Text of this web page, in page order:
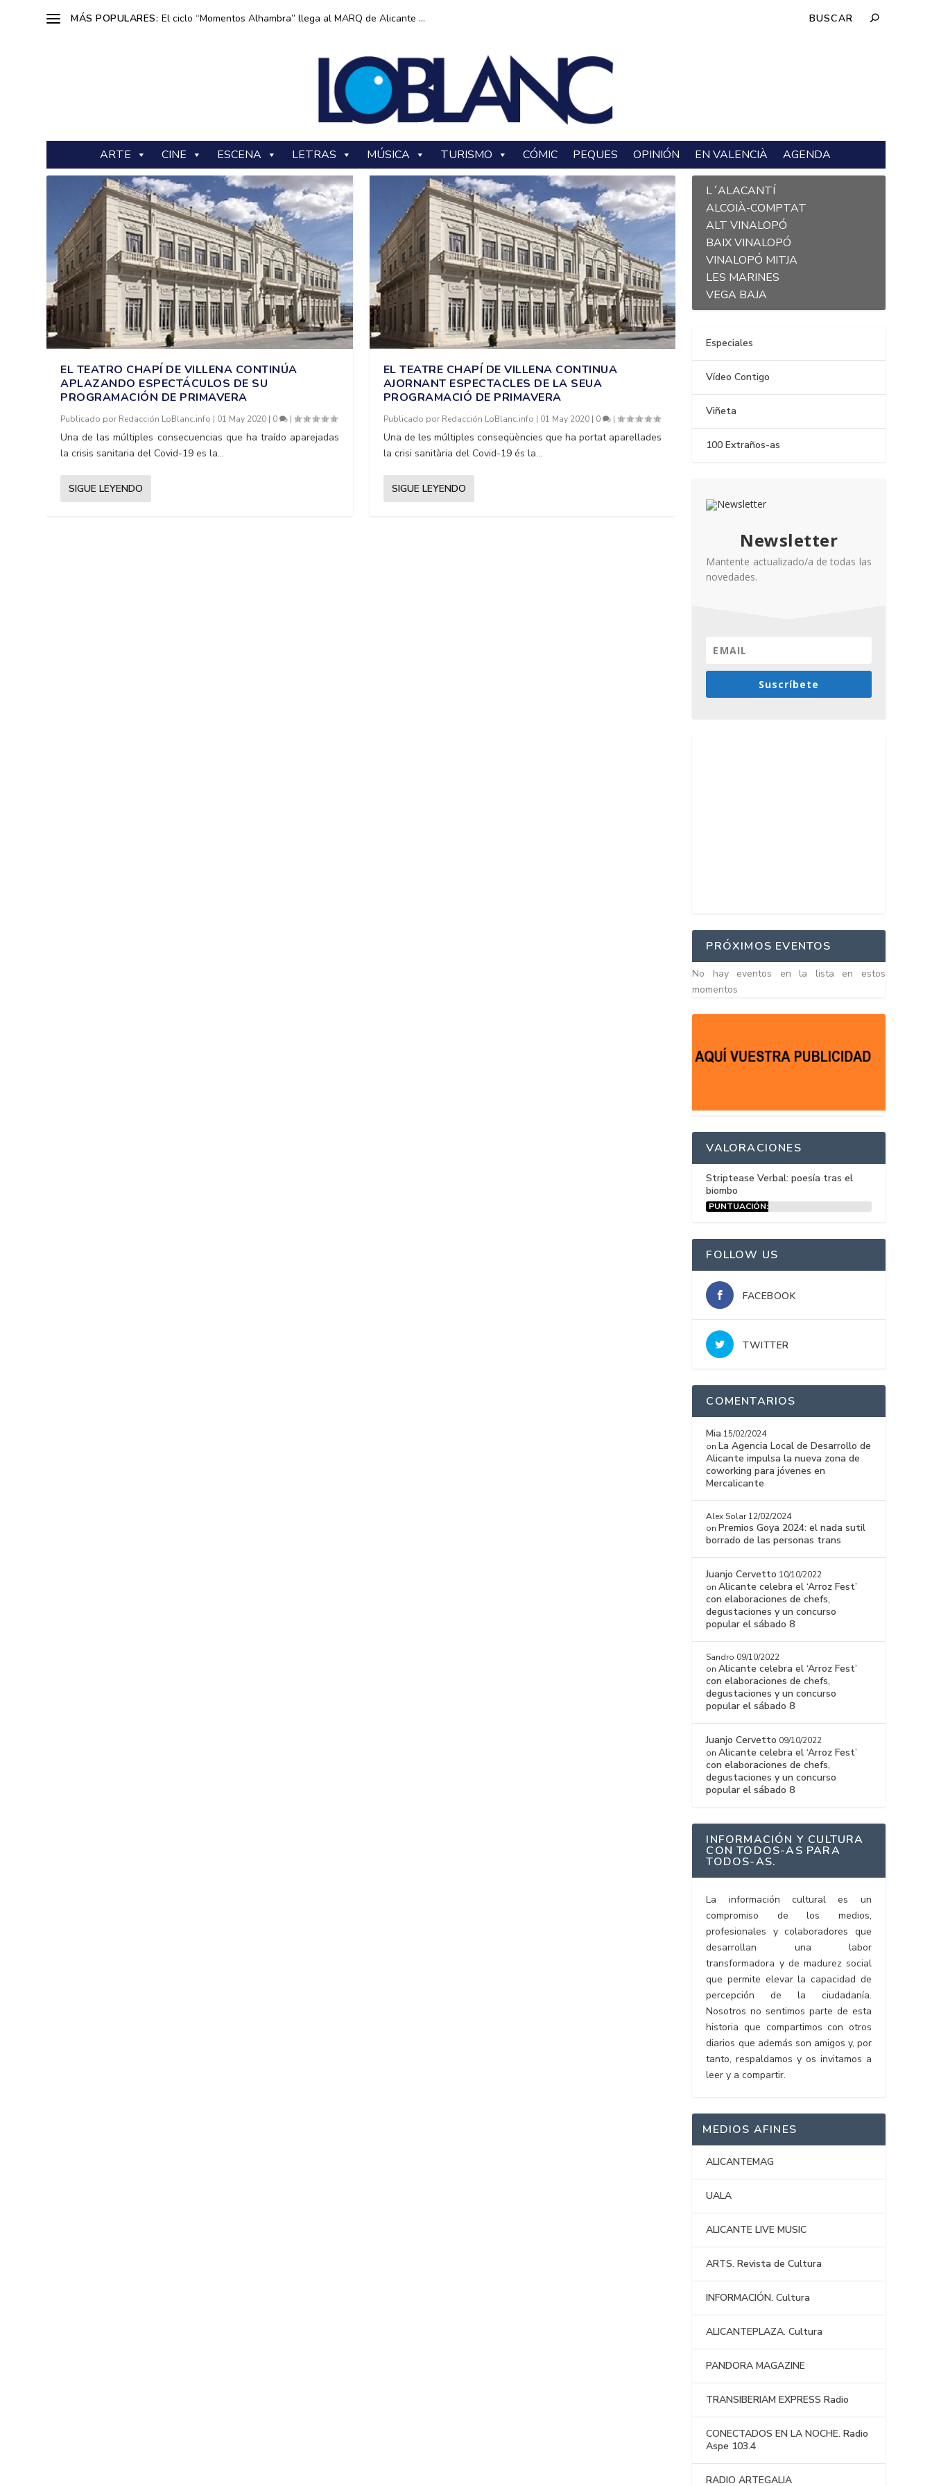
MÁS POPULARES: El ciclo “Momentos Alhambra” llega al MARQ de Alicante ...
ARTE CINE ESCENA LETRAS MÚSICA TURISMO CÓMIC PEQUES OPINIÓN EN VALENCIÀ AGENDA
EL TEATRO CHAPÍ DE VILLENA CONTINÚA
APLAZANDO ESPECTÁCULOS DE SU
PROGRAMACIÓN DE PRIMAVERA
Publicado por Redacción LoBlanc.info | 01 May 2020 | 0 |
Una de las múltiples consecuencias que ha traído aparejadas
la crisis sanitaria del Covid-19 es la...
SIGUE LEYENDO
EL TEATRE CHAPÍ DE VILLENA CONTINUA
AJORNANT ESPECTACLES DE LA SEUA
PROGRAMACIÓ DE PRIMAVERA
Publicado por Redacción LoBlanc.info | 01 May 2020| 0 |
Una de les múltiples conseqüències que ha portat aparellades
la crisi sanitària del Covid-19 és la...
SIGUE LEYENDO
L´ALACANTÍ
ALCOIÀ-COMPTAT
ALT VINALOPÓ
BAIX VINALOPÓ
VINALOPÓ MITJA
LES MARINES
VEGA BAJA
Especiales
Vídeo Contigo
Viñeta
100 Extraños-as
Newsletter
Mantente actualizado/a de todas las
novedades.
Suscríbete
PRÓXIMOS EVENTOS
No hay eventos en la lista en estos
momentos
VALORACIONES
Striptease Verbal: poesía tras el
biombo
PUNTUACIÓN:
FOLLOW US
FACEBOOK
TWITTER
COMENTARIOS
Mia 15/02/2024
on La Agencia Local de Desarrollo de
Alicante impulsa la nueva zona de
coworking para jóvenes en
Mercalicante
Alex Solar 12/02/2024
on Premios Goya 2024: el nada sutil
borrado de las personas trans
Juanjo Cervetto 10/10/2022
onAlicante celebra el ‘Arroz Fest’
con elaboraciones de chefs,
degustaciones y un concurso
popular el sábado 8
Sandro 09/10/2022
onAlicante celebra el ‘Arroz Fest’
con elaboraciones de chefs,
degustaciones y un concurso
popular el sábado 8
Juanjo Cervetto 09/10/2022
onAlicante celebra el ‘Arroz Fest’
con elaboraciones de chefs,
degustaciones y un concurso
popular el sábado 8
INFORMACIÓN Y CULTURA
CON TODOS-AS PARA
TODOS-AS.
La información cultural es un
compromiso de los medios,
profesionales y colaboradores que
desarrollan una labor
transformadora y de madurez social
que permite elevar la capacidad de
percepción de la ciudadanía.
Nosotros no sentimos parte de esta
historia que compartimos con otros
diarios que además son amigos y, por
tanto, respaldamos y os invitamos a
leer y a compartir.
MEDIOS AFINES
ALICANTEMAG
UALA
ALICANTE LIVE MUSIC
ARTS. Revista de Cultura
INFORMACIÓN. Cultura
ALICANTEPLAZA. Cultura
PANDORA MAGAZINE
TRANSIBERIAM EXPRESS Radio
CONECTADOS EN LA NOCHE. Radio
Aspe 103.4
RADIO ARTEGALIA